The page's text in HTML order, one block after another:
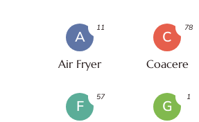
A
Air Fryer
11
C
Coacere
78
F
57
G
1